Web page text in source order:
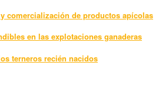
comercialización de productos apícolas
en las explotaciones ganaderas
terneros recién nacidos